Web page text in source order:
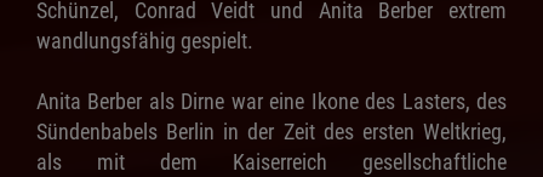
Schünzel, Conrad Veidt und Anita Berber extrem
wandlungsfähig gespielt.
Anita Berber als Dirne war eine Ikone des Lasters, des
Sündenbabels Berlin in der Zeit des ersten Weltkrieg,
als mit dem Kaiserreich gesellschaftliche